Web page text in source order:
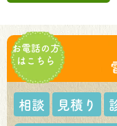
お電話の方
はこちら
相談 見積り